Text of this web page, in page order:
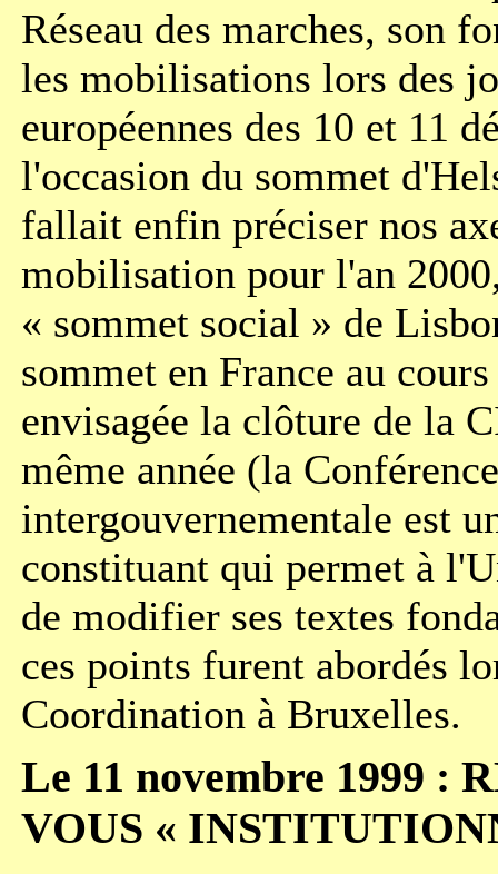
Réseau des marches, son
les mobilisations lors des
européennes des 10 et 11
l'occasion du sommet
fallait enfin préciser nos
mobilisation pour l'an
« sommet social » de
sommet en France au
envisagée la clôture de la
même année (la Conférence
intergouvernementale est
constituant qui permet à
de modifier ses textes
ces points furent abordés
Coordination à Bruxelles.
Le 11 novembre 1999 :
VOUS «